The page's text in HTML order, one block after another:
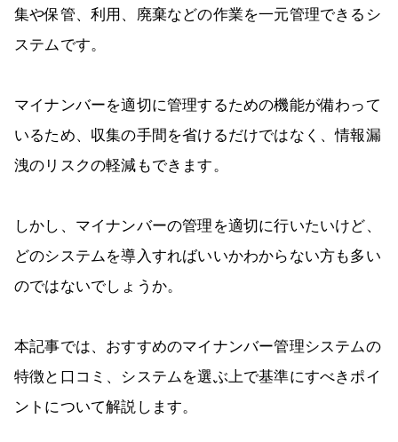
集や保管、利用、廃棄などの作業を一元管理できるシ
ステムです。
マイナンバーを適切に管理するための機能が備わって
いるため、収集の手間を省けるだけではなく、情報漏
洩のリスクの軽減もできます。
しかし、マイナンバーの管理を適切に行いたいけど、
どのシステムを導入すればいいかわからない方も多い
のではないでしょうか。
本記事では、おすすめのマイナンバー管理システムの
特徴と口コミ、システムを選ぶ上で基準にすべきポイ
ントについて解説します。